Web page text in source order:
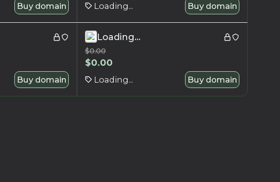
Buy domain Loading... Buy domain
Buy domain
Loading...
$0.00
$0.00
Loading... Buy domain